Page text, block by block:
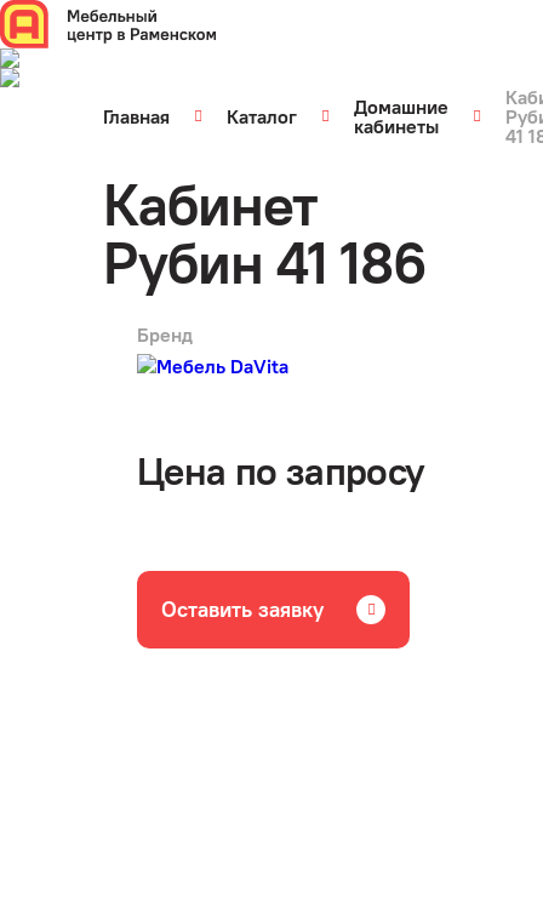
Главная Каталог
Домашние
кабинеты
41
Кабинет
Рубин 41 186
арт.
Бренд
Цена по запросу
Оставить заявку